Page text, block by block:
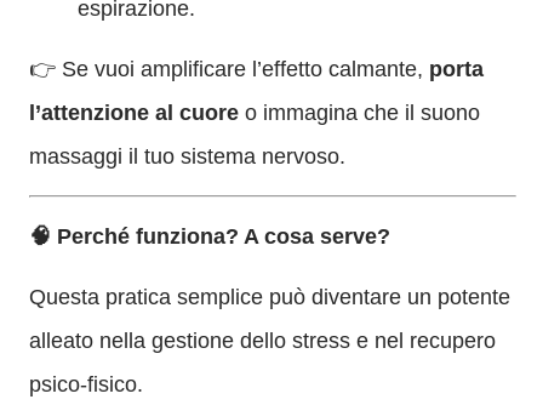
espirazione.
👉 Se vuoi amplificare l’effetto calmante, porta
l’attenzione al cuore o immagina che il suono
massaggi il tuo sistema nervoso.
🧠 Perché funziona? A cosa serve?
Questa pratica semplice può diventare un potente
alleato nella gestione dello stress e nel recupero
psico-fisico.